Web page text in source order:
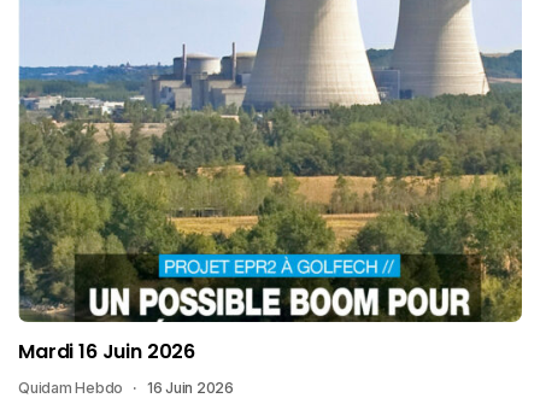
Mardi 16 Juin 2026
Quidam Hebdo 16 Juin 2026